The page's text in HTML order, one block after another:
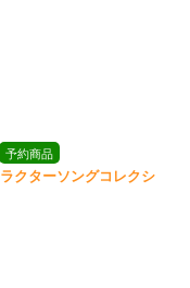
予約商品
クターソングコレクシ